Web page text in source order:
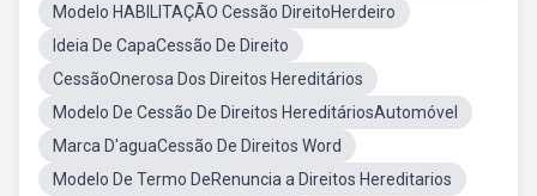
Modelo HABILITAÇÃO Cessão DireitoHerdeiro
Ideia De CapaCessão De Direito
CessãoOnerosa Dos Direitos Hereditários
Modelo De Cessão De Direitos HereditáriosAutomóvel
Marca D'aguaCessão De Direitos Word
Modelo De Termo DeRenuncia a Direitos Hereditarios